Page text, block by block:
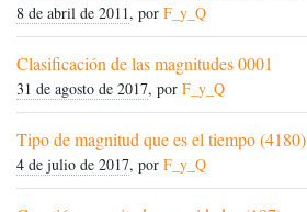
8 de abril de 2011, por F_y_Q
Clasificación de las magnitudes 0001
31 de agosto de 2017, por F_y_Q
Tipo de magnitud que es el tiempo (4180)
4 de julio de 2017, por F_y_Q